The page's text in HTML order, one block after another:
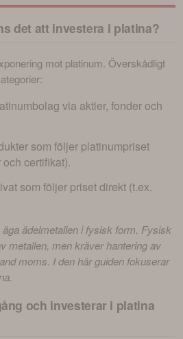
det att investera i platina?
mot platinum. Överskådligt
via aktier, fonder och
som följer platinumpriset
certifikat).
som följer priset direkt (t.ex.
ädelmetallen i fysisk form. Fysisk
metallen, men kräver hantering av
moms. I den här guiden fokuserar
och investerar i platina